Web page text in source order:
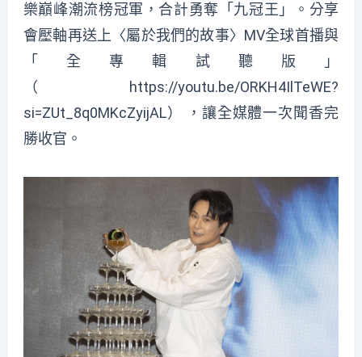
樂巔峰潮流榜冠軍，合計勇奪「九冠王」。分享
會壓軸再送上〈屬於我們的故事〉MV全球首播與
「全專輯試聽版」
（ https://youtu.be/ORKH4IlTeWE?
si=ZUt_8q0MKcZyijAL） ，讓全媒體一次聞香完
勝收官。